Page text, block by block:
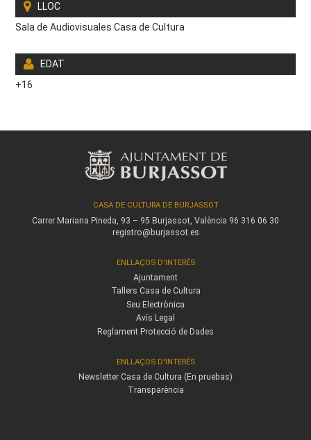
LLOC
Sala de Audiovisuales Casa de Cultura
EDAT
+16
CASA DE CULTURA DE BURJASSOT
Carrer Mariana Pineda, 93 – 95 Burjassot, València 96 316 06 30
registro@burjassot.es
ENLLAÇOS D'INTERÉS
Ajuntament
Tallers Casa de Cultura
Seu Electrònica
Avís Legal
Reglament Protecció de Dades
ENLLAÇOS D'INTERÉS
Newsletter Casa de Cultura (En pruebas)
Transparència